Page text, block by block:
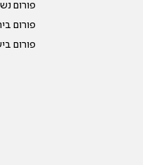
פורום
פורום
פורום